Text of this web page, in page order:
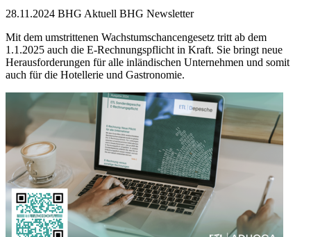
28.11.2024 BHG Aktuell BHG Newsletter
Mit dem umstrittenen Wachstumschancengesetz tritt ab dem
1.1.2025 auch die E-Rechnungspflicht in Kraft. Sie bringt neue
Herausforderungen für alle inländischen Unternehmen und somit
auch für die Hotellerie und Gastronomie.